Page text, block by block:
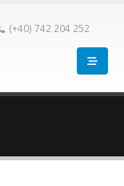
(+40) 742 204 252